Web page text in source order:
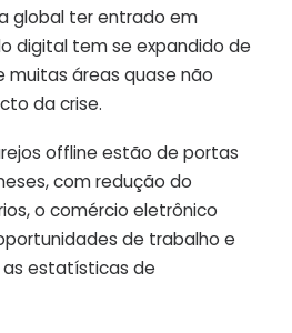
global ter entrado em
digital tem se expandido de
muitas áreas quase não
da crise.
offline estão de portas
com redução do
o comércio eletrônico
de trabalho e
estatísticas de